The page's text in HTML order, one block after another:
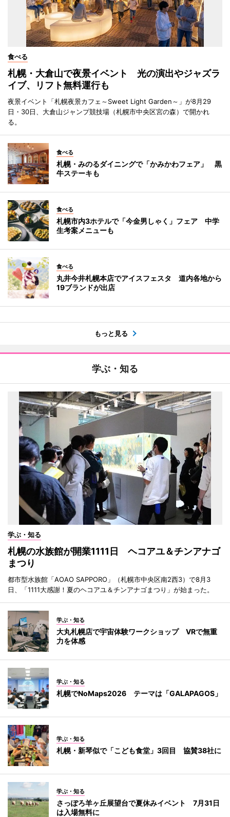
食べる
札幌・大倉山で夜景イベント 光の演出やジャズラ
イブ、リフト無料運行も
夜景イベント「札幌夜景カフェ～Sweet Light Garden～」が8月29
日・30日、大倉山ジャンプ競技場（札幌市中央区宮の森）で開かれ
る。
食べる
札幌・みのるダイニングで「かみかわフェア」 黒
牛ステーキも
食べる
札幌市内3ホテルで「今金男しゃく」フェア 中学
生考案メニューも
食べる
丸井今井札幌本店でアイスフェスタ 道内各地から
19ブランドが出店
もっと見る
学ぶ・知る
学ぶ・知る
札幌の水族館が開業1111日 ヘコアユ＆チンアナゴ
まつり
都市型水族館「AOAO SAPPORO」（札幌市中央区南2西3）で8月3
日、「1111大感謝！夏のヘコアユ＆チンアナゴまつり」が始まった。
学ぶ・知る
大丸札幌店で宇宙体験ワークショップ VRで無重
力を体感
学ぶ・知る
札幌でNoMaps2026 テーマは「GALAPAGOS」
学ぶ・知る
札幌・新琴似で「こども食堂」3回目 協賛38社に
学ぶ・知る
さっぽろ羊ヶ丘展望台で夏休みイベント 7月31日
は入場無料に